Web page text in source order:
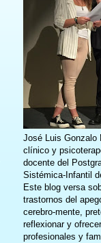
José Luis Gonzalo
clínico y
docente del
Sistémica-Infantil
Este blog versa
trastornos del
cerebro-mente,
reflexionar y
profesionales y